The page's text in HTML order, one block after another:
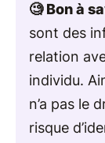
🧐 Bon à
sont des
relation
individu.
n’a pas le
risque